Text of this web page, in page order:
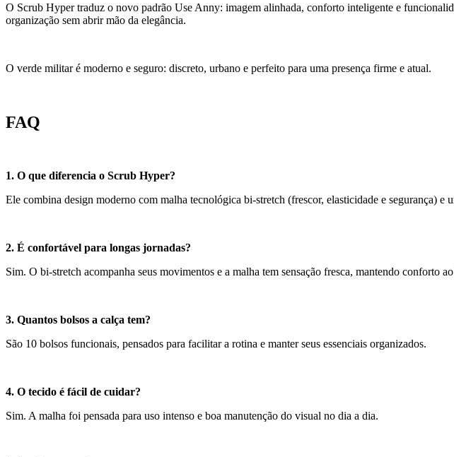
O Scrub Hyper traduz o novo padrão Use Anny: imagem alinhada, conforto inteligente e
organização sem abrir mão da elegância.
O verde militar é moderno e seguro: discreto, urbano e perfeito para uma presença firme e atual.
FAQ
1. O que diferencia o Scrub Hyper?
Ele combina design moderno com malha tecnológica bi-stretch (frescor, elasticidade e segurança) e
2. É confortável para longas jornadas?
Sim. O bi-stretch acompanha seus movimentos e a malha tem sensação fresca, mantendo conforto
3. Quantos bolsos a calça tem?
São 10 bolsos funcionais, pensados para facilitar a rotina e manter seus essenciais organizados.
4. O tecido é fácil de cuidar?
Sim. A malha foi pensada para uso intenso e boa manutenção do visual no dia a dia.